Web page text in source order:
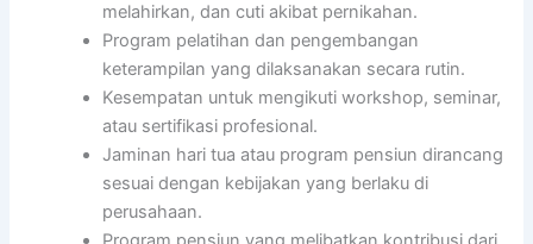
melahirkan, dan cuti akibat pernikahan.
Program pelatihan dan pengembangan
keterampilan yang dilaksanakan secara rutin.
Kesempatan untuk mengikuti workshop, seminar,
atau sertifikasi profesional.
Jaminan hari tua atau program pensiun dirancang
sesuai dengan kebijakan yang berlaku di
perusahaan.